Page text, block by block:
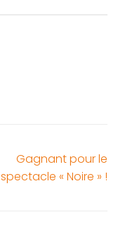
Gagnant pour le
spectacle « Noire » !